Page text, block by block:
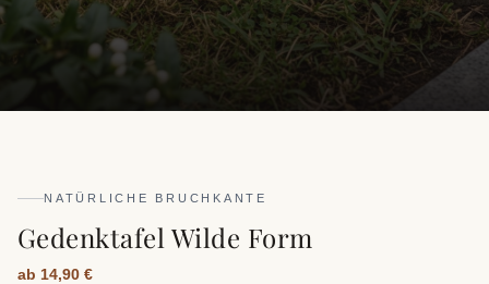
NATÜRLICHE BRUCHKANTE
Gedenktafel Wilde Form
ab 14,90 €